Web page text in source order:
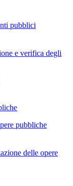
pubblici
e verifica degli
pubbliche
delle opere